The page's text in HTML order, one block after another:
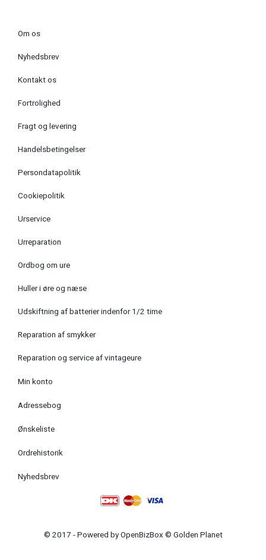
Om os
Nyhedsbrev
Kontakt os
Fortrolighed
Fragt og levering
Handelsbetingelser
Persondatapolitik
Cookiepolitik
Urservice
Urreparation
Ordbog om ure
Huller i øre og næse
Udskiftning af batterier indenfor 1/2 time
Reparation af smykker
Reparation og service af vintageure
Min konto
Adressebog
Ønskeliste
Ordrehistorik
Nyhedsbrev
© 2017 - Powered byOpenBizBox © Golden Planet